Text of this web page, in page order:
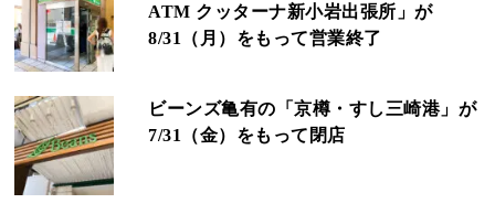
ATM クッターナ新小岩出張所」が
8/31（月）をもって営業終了
ビーンズ亀有の「京樽・すし三崎港」が
7/31（金）をもって閉店